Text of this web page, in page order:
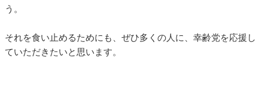
う。
それを食い止めるためにも、ぜひ多くの人に、幸齢党を応援し
ていただきたいと思います。